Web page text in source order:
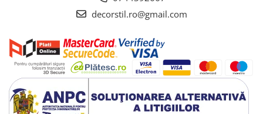
decorstil.ro@gmail.com